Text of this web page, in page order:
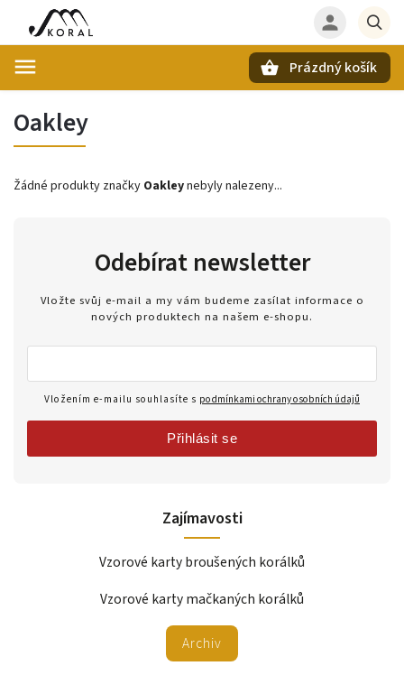
Prázdný košík
Oakley
Žádné produkty značky Oakleynebyly nalezeny...
Zajímavosti
Vzorové karty broušených korálků
Vzorové karty mačkaných korálků
Archiv
Odebírat newsletter
Vložte svůj e-mail a my vám budeme zasílat informace o
nových produktech na našem e-shopu.
Vložením e-mailu souhlasíte s podmínkami ochrany osobních údajů
Přihlásit se